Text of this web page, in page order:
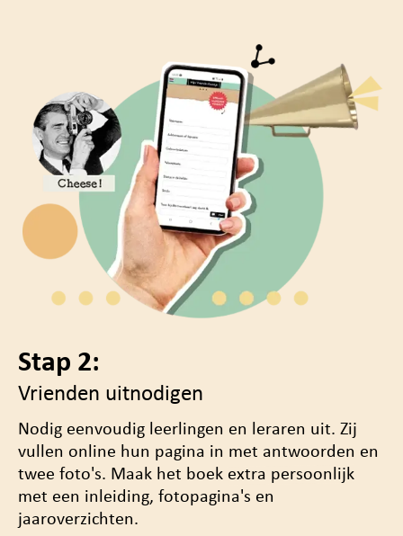
Stap 2:
Vrienden uitnodigen
Nodig eenvoudig leerlingen en leraren uit. Zij
vullen online hun pagina in met antwoorden en
twee foto's. Maak het boek extra persoonlijk
met een inleiding, fotopagina's en
jaaroverzichten.